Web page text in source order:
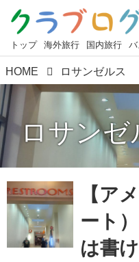
トップ 海外旅行 国内旅行
HOME ロサンゼルス
ロサンゼ
【ア
ート
は書